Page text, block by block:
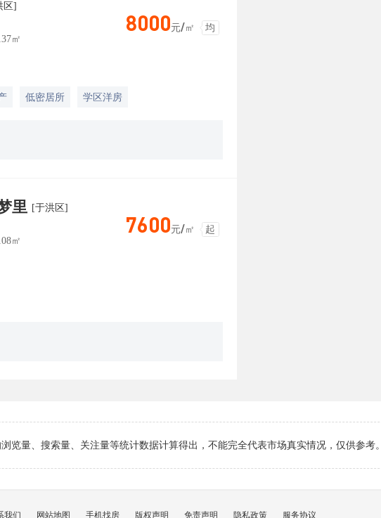
区]
㎡
8000元/㎡ 均
低密居所 学区洋房
里 [于洪区]
㎡
7600元/㎡ 起
览量、搜索量、关注量等统计数据计算得出，不能完全代表市场真实情况，仅供参考。
我们 网站地图 手机找房 版权声明 免责声明 隐私政策 服务协议